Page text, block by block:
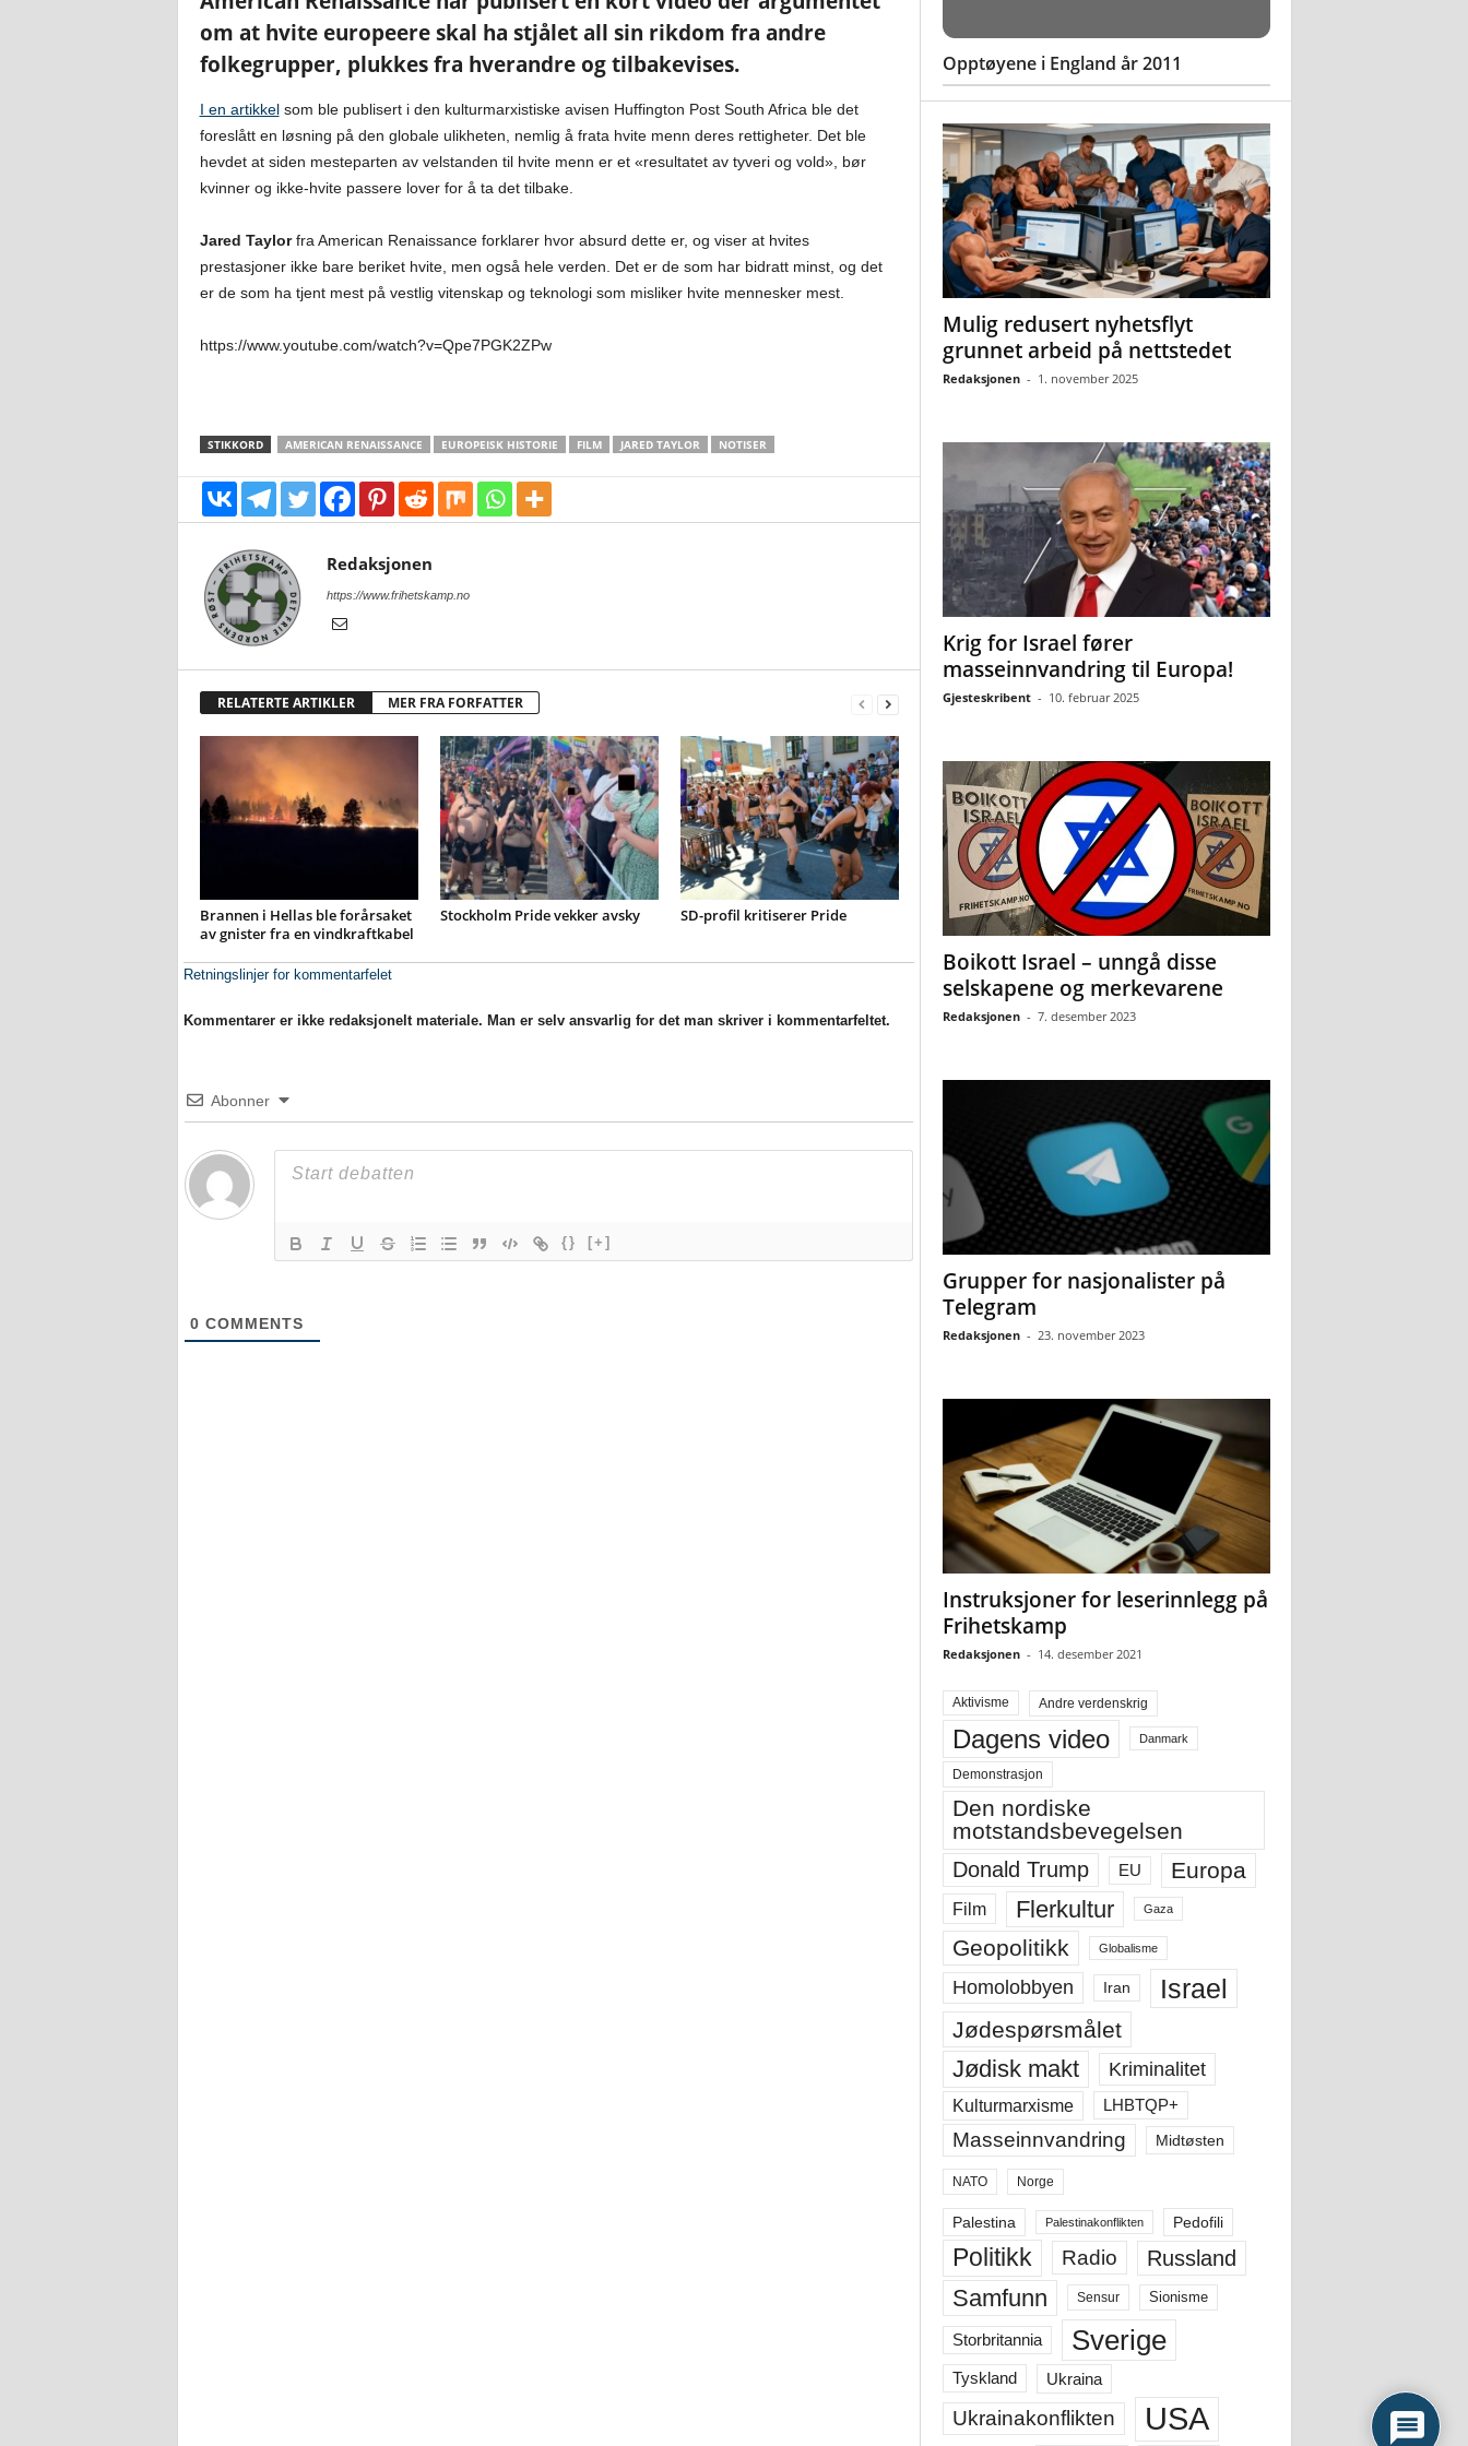
om at hvite europeere skal ha stjålet all sin rikdom fra andre
folkegrupper, plukkes fra hverandre og tilbakevises.
I en artikkelsom ble publisert i den kulturmarxistiske avisen Huffington Post South Africa ble det
foreslått en løsning på den globale ulikheten, nemlig å frata hvite menn deres rettigheter. Det ble
hevdet at siden mesteparten av velstanden til hvite menn er et «resultatet av tyveri og vold», bør
kvinner og ikke-hvite passere lover for å ta det tilbake.
Jared Taylorfra American Renaissance forklarer hvor absurd dette er, og viser at hvites
prestasjoner ikke bare beriket hvite, men også hele verden. Det er de som har bidratt minst, og det
er de som ha tjent mest på vestlig vitenskap og teknologi som misliker hvite mennesker mest.
https://www.youtube.com/watch?v=Qpe7PGK2ZPw
STIKKORD AMERICAN RENAISSANCE EUROPEISK HISTORIE FILM JARED TAYLOR NOTISER
Redaksjonen
https://www.frihetskamp.no
RELATERTE ARTIKLER MER FRA FORFATTER
Brannen i Hellas ble forårsaket
av gnister fra en vindkraftkabel
Stockholm Pride vekker avsky SD-profil kritiserer Pride
Retningslinjer for kommentarfelet
Kommentarer er ikke redaksjonelt materiale. Man er selv ansvarlig for det man skriver i kommentarfeltet.
Abonner
{} [+]
0 COMMENTS
Opptøyene i England år 2011
Mulig redusert nyhetsflyt
grunnet arbeid på nettstedet
Redaksjonen - 1. november 2025
Krig for Israel fører
masseinnvandring til Europa!
Gjesteskribent - 10. februar 2025
Boikott Israel – unngå disse
selskapene og merkevarene
Redaksjonen - 7. desember 2023
Grupper for nasjonalister på
Telegram
Redaksjonen - 23. november 2023
Instruksjoner for leserinnlegg på
Frihetskamp
Redaksjonen - 14. desember 2021
Aktivisme Andre verdenskrig
Dagens video Danmark
Demonstrasjon
Den nordiske
motstandsbevegelsen
Donald Trump EU Europa
Film Flerkultur Gaza
Geopolitikk Globalisme
Homolobbyen Iran Israel
Jødespørsmålet
Jødisk makt Kriminalitet
Kulturmarxisme LHBTQP+
Masseinnvandring Midtøsten
NATO Norge
Palestina Palestinakonflikten Pedofili
Politikk Radio Russland
Samfunn Sensur Sionisme
Storbritannia Sverige
Tyskland Ukraina
Ukrainakonflikten USA